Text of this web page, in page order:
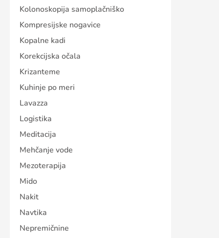
Kolonoskopija samoplačniško
Kompresijske nogavice
Kopalne kadi
Korekcijska očala
Krizanteme
Kuhinje po meri
Lavazza
Logistika
Meditacija
Mehčanje vode
Mezoterapija
Mido
Nakit
Navtika
Nepremičnine